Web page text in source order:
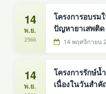
14
พ.ย.
2566
โครงการอบรม
ปัญหายาเสพติ
ตำบลดงหม้อทอ
14 พฤศจิกายน
14
พ.ย.
โครงการรักษ์
เนื่องในวันสำ